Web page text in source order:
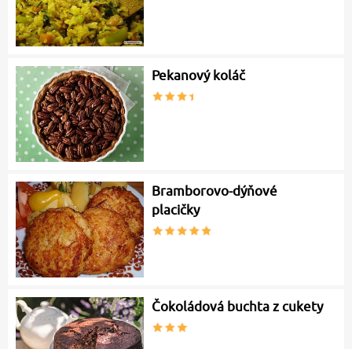
Pekanový koláč
Bramborovo-dýňové
placičky
Čokoládová buchta z cukety